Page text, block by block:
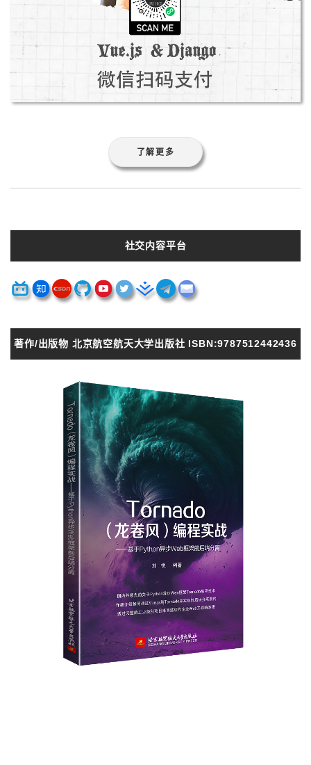
了解更多
社交内容平台
著作/出版物 北京航空航天大学出版社 ISBN:9787512442436